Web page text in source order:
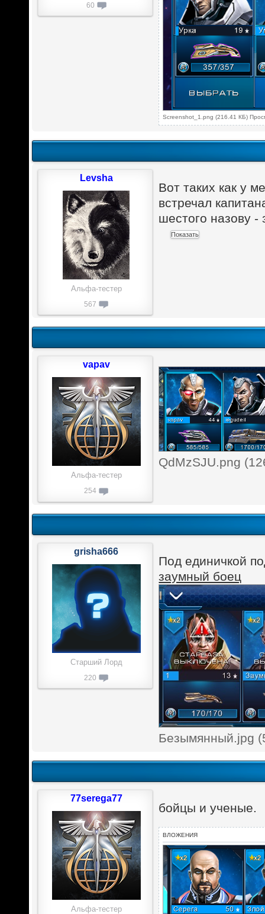
Screenshot_1.png (216.41 КБ)
60
Вот таких как у
встречал
шестого назову -
Levsha
Альфа-тестер
567
QdMzSJU.png
vapav
Альфа-тестер
254
Под единичкой
заумный боец
Безымянный.jpg
grisha666
Старший Лорд
220
бойцы и ученые.
ВЛОЖЕНИЯ
77serega77
Альфа-тестер